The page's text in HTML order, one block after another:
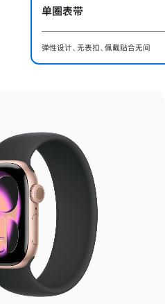
单圈表带
弹性设计、无表扣、佩戴贴合无间